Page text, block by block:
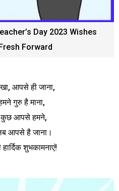
Day 2023 Wishes
Forward
आपसे ही जाना,
गुरु है माना,
कुछ आपसे हमने,
आपसे है जाना।
शुभकामनाएं!